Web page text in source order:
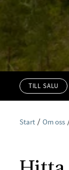
TILL SALU
Start Om oss